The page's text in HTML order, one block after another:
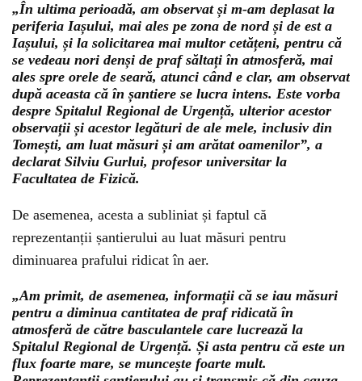
„În ultima perioadă, am observat și m-am deplasat la
periferia Iașului, mai ales pe zona de nord și de est a
Iașului, și la solicitarea mai multor cetățeni, pentru că
se vedeau nori denși de praf săltați în atmosferă, mai
ales spre orele de seară, atunci când e clar, am observat
după aceasta că în șantiere se lucra intens. Este vorba
despre Spitalul Regional de Urgență, ulterior acestor
observații și acestor legături de ale mele, inclusiv din
Tomești, am luat măsuri și am arătat oamenilor”, a
declarat Silviu Gurlui, profesor universitar la
Facultatea de Fizică.
De asemenea, acesta a subliniat și faptul că
reprezentanții șantierului au luat măsuri pentru
diminuarea prafului ridicat în aer.
„Am primit, de asemenea, informații că se iau măsuri
pentru a diminua cantitatea de praf ridicată în
atmosferă de către basculantele care lucrează la
Spitalul Regional de Urgență. Și asta pentru că este un
flux foarte mare, se muncește foarte mult.